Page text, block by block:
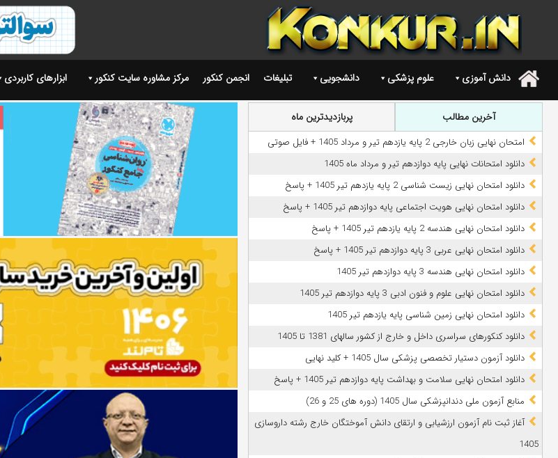
. دانش آموزی علوم پزشکی دانشجویی تبلیغات انجمن کنکور مرکز مشاوره سایت کنکور ابزارهای کاربردی
آخرین مطالب پربازدیدترین ماه
امتحان نهایی زبان خارجی 2 پایه یازدهم تیر و مرداد 1405 + فایل صوتی
دانلود امتحانات نهایی پایه دوازدهم تیر و مرداد ماه 1405
دانلود امتحان نهایی زیست شناسی 2 پایه یازدهم تیر 1405 + پاسخ
دانلود امتحان نهایی هویت اجتماعی پایه دوازدهم تیر 1405 + پاسخ
دانلود امتحان نهایی هندسه 2 پایه یازدهم تیر 1405 + پاسخ
دانلود امتحان نهایی عربی 3 پایه دوازدهم تیر 1405 + پاسخ
دانلود امتحان نهایی هندسه 3 پایه دوازدهم تیر 1405
دانلود امتحان نهایی علوم و فنون ادبی 3 پایه دوازدهم تیر 1405
دانلود امتحان نهایی زمین شناسی پایه یازدهم تیر 1405
دانلود کنکورهای سراسری داخل و خارج از کشور سالهای 1381 تا 1405
دانلود آزمون دستیار تخصصی پزشکی سال 1405 + کلید نهایی
دانلود امتحان نهایی سلامت و بهداشت پایه دوازدهم تیر 1405 + پاسخ
ﻣﻨﺎﺑﻊ آزﻣﻮن ﻣﻠﯽ دندانپزشکی سال 1405 (دوره های 25 و 26)
آغاز ثبت نام آزمون‌ ارزشیابی و ارتقای دانش آموختگان خارج رشته داروسازی
1405